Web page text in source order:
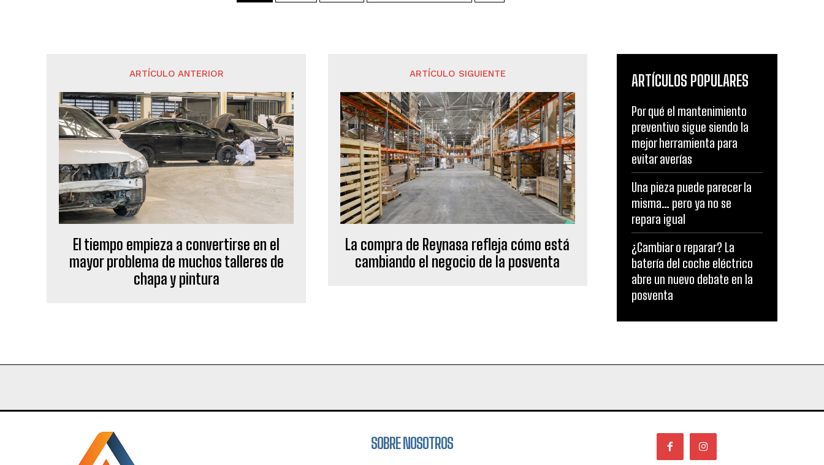
ARTÍCULO ANTERIOR
El tiempo empieza a convertirse en el
mayor problema de muchos talleres de
chapa y pintura
ARTÍCULO SIGUIENTE
La compra de Reynasa refleja cómo está
cambiando el negocio de la posventa
ARTÍCULOS POPULARES
Por qué el mantenimiento
preventivo sigue siendo la
mejor herramienta para
evitar averías
Una pieza puede parecer la
misma… pero ya no se
repara igual
¿Cambiar o reparar? La
batería del coche eléctrico
abre un nuevo debate en la
posventa
SOBRE NOSOTROS